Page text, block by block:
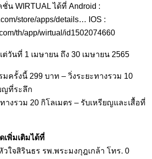
น WIRTUAL ได้ที่ Android :
store/apps/details… IOS :
th/app/wirtual/id1502074660
วันที่ 1 เมษายน ถึง 30 เมษายน 2565
ครั้งนี้ 299 บาท – วิ่งระยะทางรวม 10
ญที่ระลึก
างรวม 20 กิโลเมตร – รับเหรียญและเสื้อที่
เพิ่มเติมได้ที่
ใจสิรินธร รพ.พระมงกุฎเกล้า โทร. 0